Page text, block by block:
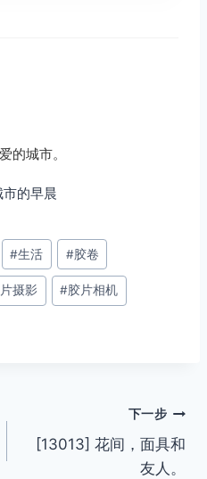
的城市。
的早晨
#生活 #胶卷
摄影 #胶片相机
下一步
[13013] 花间，面具和
友人。